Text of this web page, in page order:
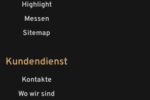
Highlight
Messen
Sitemap
Kundendienst
Kontakte
Wo wir sind